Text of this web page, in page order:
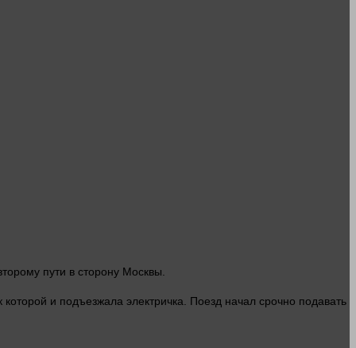
пути в сторону Москвы.
и подъезжала электричка. Поезд начал срочно подавать